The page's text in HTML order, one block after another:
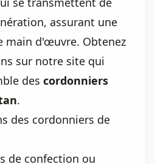
assurant une
main d'œuvre. Obtenez
sur notre site qui
des cordonniers
.
des cordonniers de
de confection ou